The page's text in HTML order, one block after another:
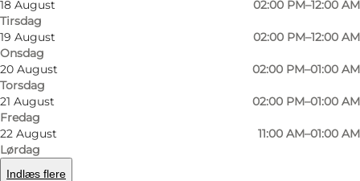
18 August
Tirsdag
02:00 PM–12:00 AM
19 August
Onsdag
02:00 PM–12:00 AM
20 August
Torsdag
02:00 PM–01:00 AM
21 August
Fredag
02:00 PM–01:00 AM
22 August
Lørdag
11:00 AM–01:00 AM
Indlæs flere
Foto
©Christian 4-tal
Christian IV - Odenses bedste ølbar?